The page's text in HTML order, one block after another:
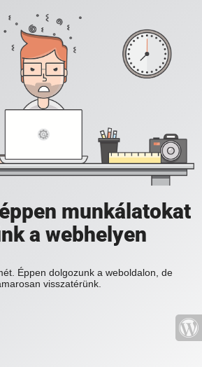
munkálatokat
a webhelyen
Éppen dolgozunk a weboldalon, de
visszatérünk.